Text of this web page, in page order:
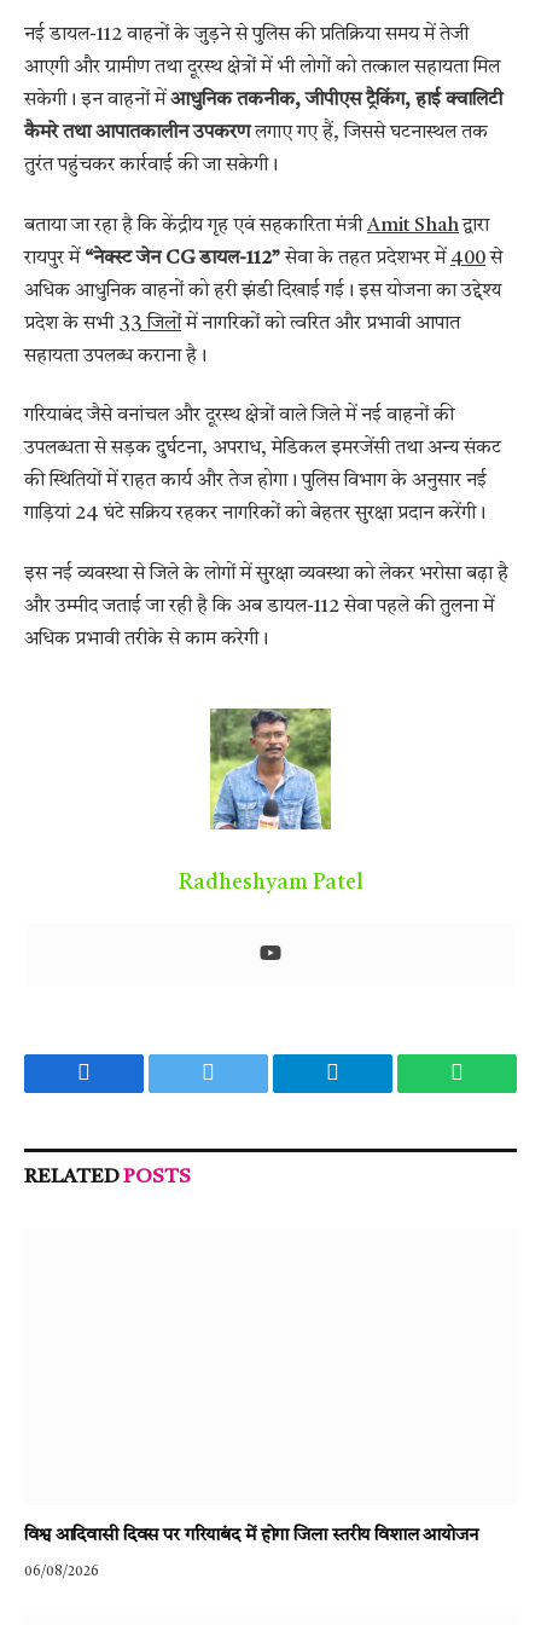
नई डायल-112 वाहनों के जुड़ने से पुलिस की प्रतिक्रिया समय में तेजी
आएगी और ग्रामीण तथा दूरस्थ क्षेत्रों में भी लोगों को तत्काल सहायता मिल
सकेगी। इन वाहनों मेंआधुनिक तकनीक, जीपीएस ट्रैकिंग, हाई क्वालिटी
कैमरे तथा आपातकालीन उपकरणलगाए गए हैं, जिससे घटनास्थल तक
तुरंत पहुंचकर कार्रवाई की जा सकेगी।
बताया जा रहा है कि केंद्रीय गृह एवं सहकारिता मंत्रीAmit Shahद्वारा
रायपुर में“नेक्स्ट जेन CG डायल-112”सेवा के तहत प्रदेशभर में 400से
अधिक आधुनिक वाहनों को हरी झंडी दिखाई गई। इस योजना का उद्देश्य
प्रदेश के सभी 33 जिलोंमें नागरिकों को त्वरित और प्रभावी आपात
सहायता उपलब्ध कराना है।
गरियाबंद जैसे वनांचल और दूरस्थ क्षेत्रों वाले जिले में नई वाहनों की
उपलब्धता से सड़क दुर्घटना, अपराध, मेडिकल इमरजेंसी तथा अन्य संकट
की स्थितियों में राहत कार्य और तेज होगा। पुलिस विभाग के अनुसार नई
गाड़ियां 24 घंटे सक्रिय रहकर नागरिकों को बेहतर सुरक्षा प्रदान करेंगी।
इस नई व्यवस्था से जिले के लोगों में सुरक्षा व्यवस्था को लेकर भरोसा बढ़ा है
और उम्मीद जताई जा रही है कि अब डायल-112 सेवा पहले की तुलना में
अधिक प्रभावी तरीके से काम करेगी।
Radheshyam Patel
Facebook Twitter Telegram
RELATEDPOSTS
विश्व आदिवासी दिवस पर गरियाबंद में होगा जिला स्तरीय विशाल आयोजन
06/08/2026